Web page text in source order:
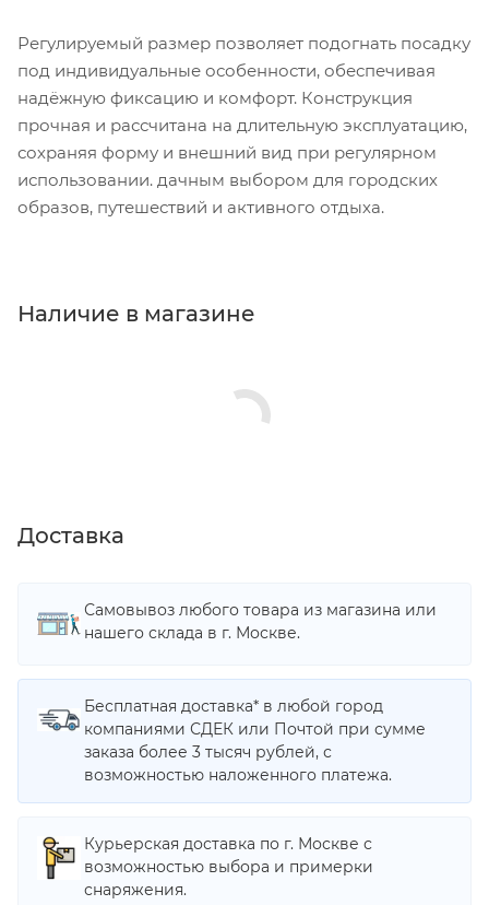
Регулируемый размер позволяет подогнать посадку
под индивидуальные особенности, обеспечивая
надёжную фиксацию и комфорт. Конструкция
прочная и рассчитана на длительную эксплуатацию,
сохраняя форму и внешний вид при регулярном
использовании. дачным выбором для городских
образов, путешествий и активного отдыха.
Наличие в магазине
Доставка
Самовывоз любого товара из магазина или
нашего склада в г. Москве.
Бесплатная доставка* в любой город
компаниями СДЕК или Почтой при сумме
заказа более 3 тысяч рублей, с
возможностью наложенного платежа.
Курьерская доставка по г. Москве с
возможностью выбора и примерки
снаряжения.